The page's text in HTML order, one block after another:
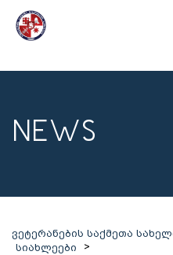
NEWS
ვეტერანების საქმეთა
სიახლეები
>